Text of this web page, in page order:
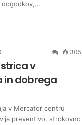
dogodkov,…
305
v
in dobrega
v Mercator centru
preventivo, strokovno